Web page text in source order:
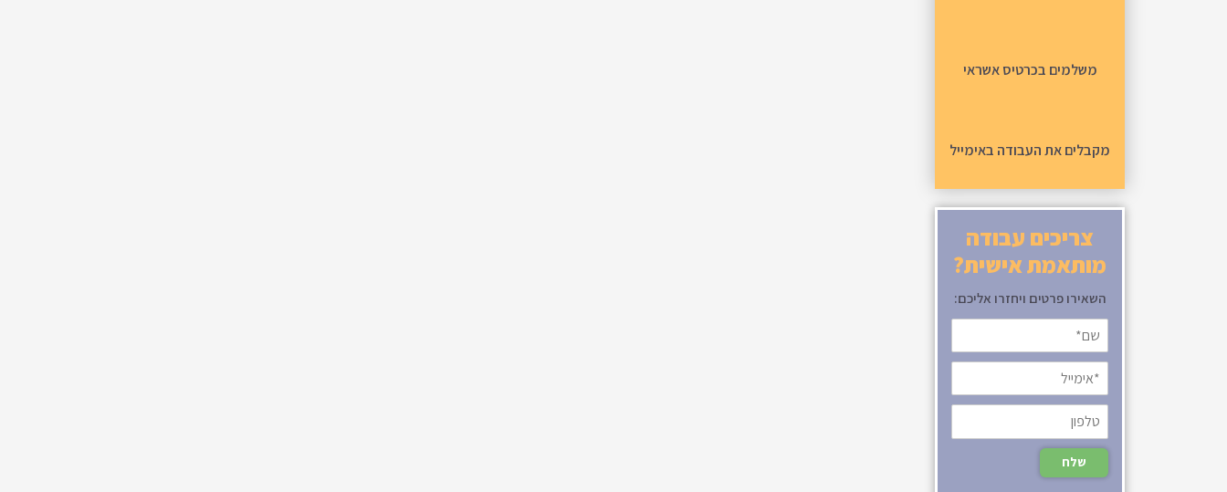
משלמים בכרטיס אשראי
מקבלים את העבודה באימייל
צריכים עבודה
מותאמת אישית?
השאירו פרטים ויחזרו אליכם: